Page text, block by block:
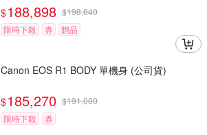
$188,898 $198,840
限時下殺
券 贈品
Canon EOS R1 BODY 單機身 (公司貨)
$185,270 $191,000
限時下殺
券